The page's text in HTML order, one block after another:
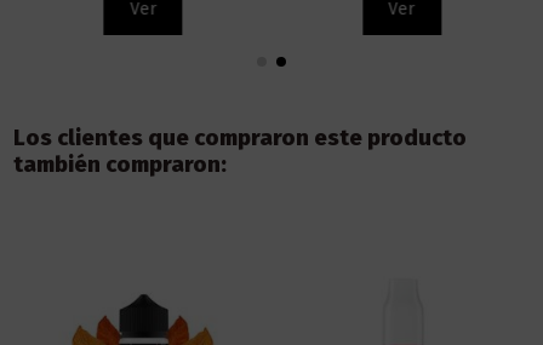
Ver Ver
Los clientes que compraron este producto
también compraron: